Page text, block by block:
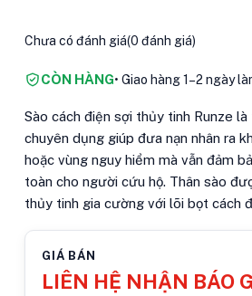
Chưa có đánh giá(0 đánh giá)
CÒN HÀNG• Giao hàng 1–2 ngày
Sào cách điện sợi thủy tinh Runze
chuyên dụng giúp đưa nạn nhân ra
hoặc vùng nguy hiểm mà vẫn đảm
toàn cho người cứu hộ. Thân sào
thủy tinh gia cường với lõi bọt cách
GIÁ BÁN
LIÊN HỆ NHẬN BÁO